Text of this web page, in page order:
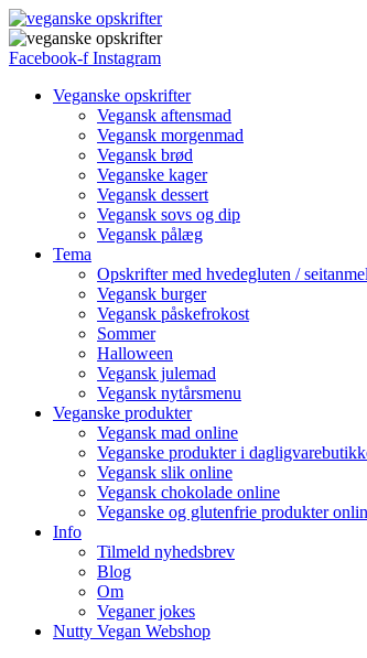
Facebook-f Instagram
Veganske opskrifter
Vegansk aftensmad
Vegansk morgenmad
Vegansk brød
Veganske kager
Vegansk dessert
Vegansk sovs og dip
Vegansk pålæg
Tema
Opskrifter med hvedegluten / seitanmel
Vegansk burger
Vegansk påskefrokost
Sommer
Halloween
Vegansk julemad
Vegansk nytårsmenu
Veganske produkter
Vegansk mad online
Veganske produkter i
Vegansk slik online
Vegansk chokolade online
Veganske og glutenfrie produkter
Info
Tilmeld nyhedsbrev
Blog
Om
Veganer jokes
Nutty Vegan Webshop